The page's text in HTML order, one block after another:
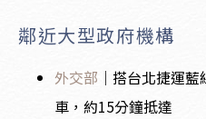
鄰近大型政府機構
外交部 ｜搭台北捷運
車，約15分鐘抵達